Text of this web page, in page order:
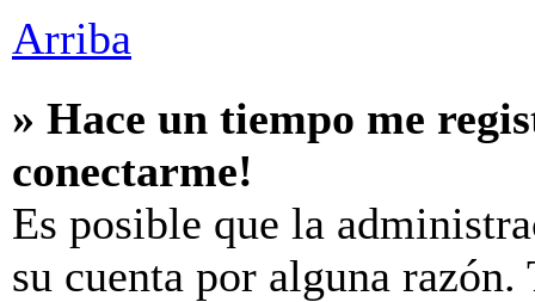
Arriba
» Hace un tiempo me
conectarme!
Es posible que la
su cuenta por alguna